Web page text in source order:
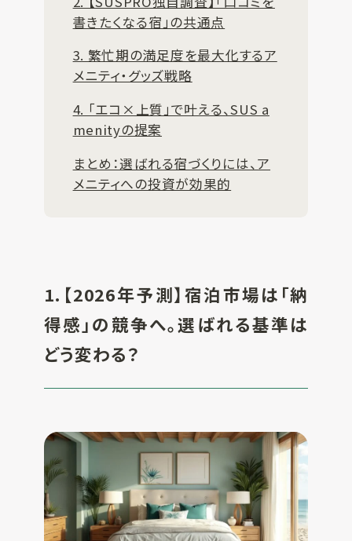
書きたくなる宿」の共通点
3. 繁忙期の満足度を最大化するア
メニティ・グッズ戦略
4. 「エコ×上質」で叶える、SUS a
menityの提案
まとめ：選ばれる宿づくりには、ア
メニティへの投資が効果的
1.【2026年予測】宿泊市場は「納
得感」の競争へ。選ばれる基準は
どう変わる？